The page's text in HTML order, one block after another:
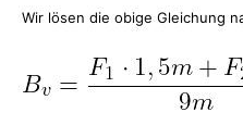
Wir lösen die obige Gleichung